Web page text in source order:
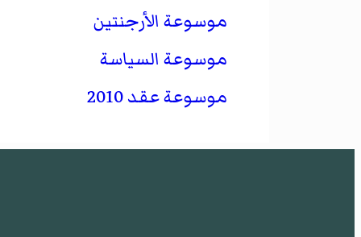
موسوعة الأرجنتين
موسوعة السياسة
موسوعة عقد 2010